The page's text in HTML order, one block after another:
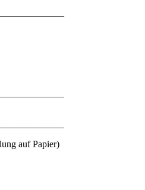
auf Papier)